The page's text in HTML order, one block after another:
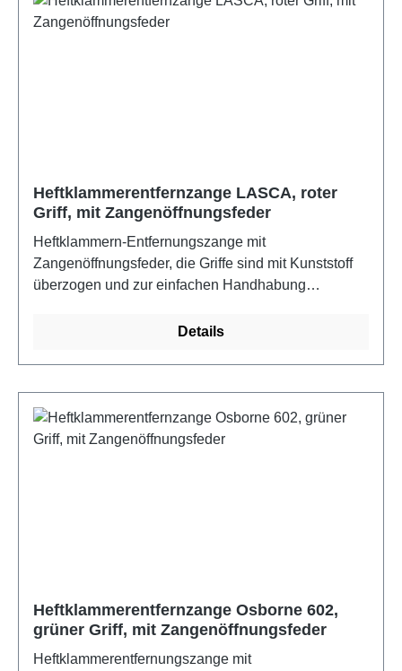
Heftklammerentfernzange LASCA, roter
Griff, mit Zangenöffnungsfeder
Heftklammern-Entfernungszange mit
Zangenöffnungsfeder, die Griffe sind mit Kunststoff
überzogen und zur einfachen Handhabung
Details
Heftklammerentfernzange Osborne 602,
grüner Griff, mit Zangenöffnungsfeder
Heftklammerentfernungszange mit